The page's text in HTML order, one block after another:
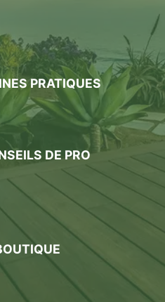
PRATIQUES
DE PRO